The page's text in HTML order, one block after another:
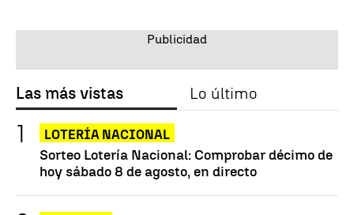
Las más vistas Lo último
LOTERÍA NACIONAL
Sorteo Lotería Nacional: Comprobar décimo de
hoy sábado 8 de agosto, en directo